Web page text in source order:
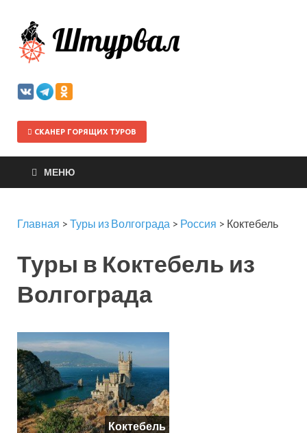
СКАНЕР ГОРЯЩИХ ТУРОВ
МЕНЮ
Главная > Туры из Волгограда > Россия > Коктебель
Туры в Коктебель из
Волгограда
Коктебель